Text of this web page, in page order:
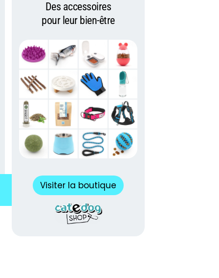
Des accessoires
pour leur bien-être
Visiter la boutique